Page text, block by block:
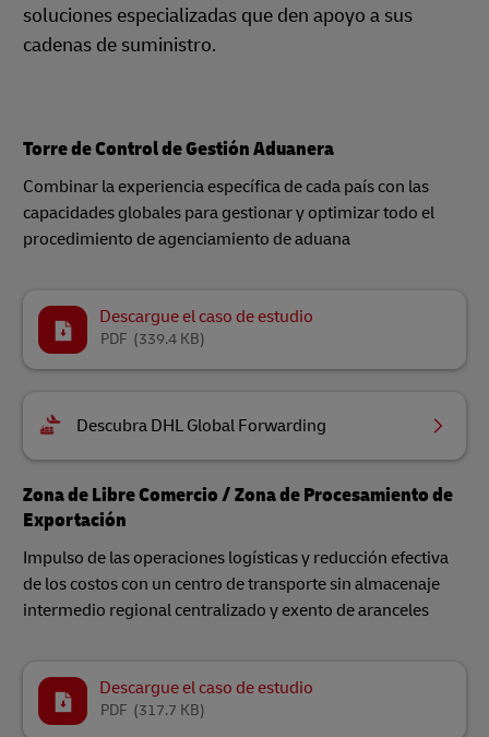
soluciones especializadas que den apoyo a sus
cadenas de suministro.
Torre de Control de Gestión Aduanera
Combinar la experiencia específica de cada país con las
capacidades globales para gestionar y optimizar todo el
procedimiento de agenciamiento de aduana
Descargue el caso de estudio
(339.4 KB)
PDF
Descubra DHL Global Forwarding
Zona de Libre Comercio / Zona de Procesamiento de
Exportación
Impulso de las operaciones logísticas y reducción efectiva
de los costos con un centro de transporte sin almacenaje
intermedio regional centralizado y exento de aranceles
Descargue el caso de estudio
(317.7 KB)
PDF